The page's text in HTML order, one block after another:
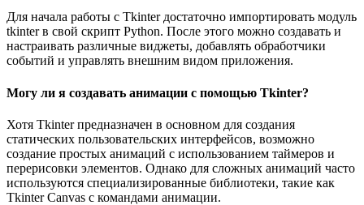
Для начала работы с Tkinter достаточно импортировать модуль
tkinter в свой скрипт Python. После этого можно создавать и
настраивать различные виджеты, добавлять обработчики
событий и управлять внешним видом приложения.
Могу ли я создавать анимации с помощью Tkinter?
Хотя Tkinter предназначен в основном для создания
статических пользовательских интерфейсов, возможно
создание простых анимаций с использованием таймеров и
перерисовки элементов. Однако для сложных анимаций часто
используются специализированные библиотеки, такие как
Tkinter Canvas с командами анимации.